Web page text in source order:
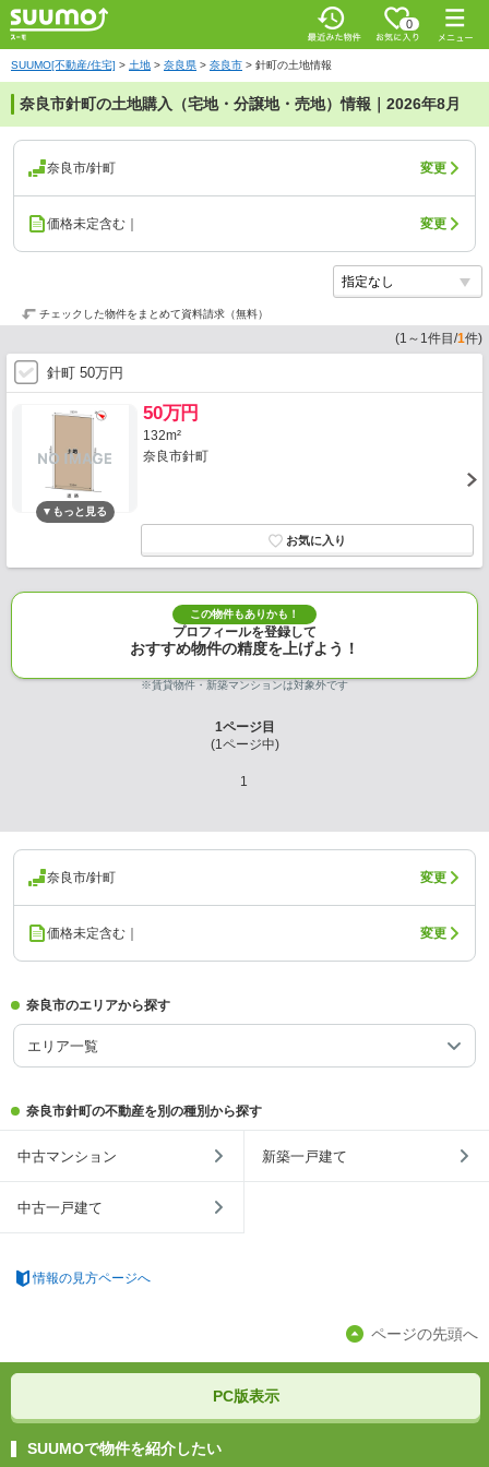
0
SUUMO[不動産/住宅] > 土地 > 奈良県 > 奈良市 > 針町の土地情報
奈良市針町の土地購入（宅地・分譲地・売地）情報｜2026年8月
奈良市/針町 変更
価格未定含む｜ 変更
チェックした物件をまとめて資料請求（無料）
(1 ～ 1件目/1件)
針町 50万円
50万円
132m²
奈良市針町
この物件もありかも！
プロフィールを登録して
おすすめ物件の精度を上げよう！
※賃貸物件・新築マンションは対象外です
1ページ目
(1ページ中)
1
奈良市/針町 変更
価格未定含む｜ 変更
奈良市のエリアから探す
エリア一覧
奈良市針町の不動産を別の種別から探す
中古マンション 新築一戸建て
中古一戸建て
情報の見方ページへ
ページの先頭へ
PC版表示
SUUMOで物件を紹介したい